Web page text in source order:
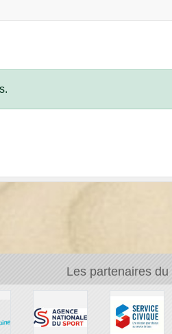
Les partenaires du